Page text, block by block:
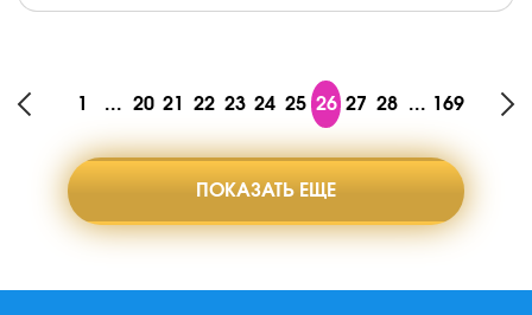
1 ... 20 21 22 23 24 25 26 27 28 ... 169
ПОКАЗАТЬ ЕЩЕ